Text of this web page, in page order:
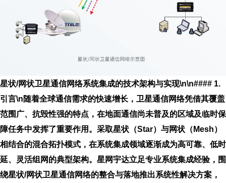
星状/网状卫星通信网络系统集成的技术架构与实现\n\n#### 1.
引言\n随着全球通信需求的快速增长，卫星通信网络凭借其覆盖
范围广、抗毁性强的特点，在地面通信尚未普及的区域及临时保
障任务中发挥了重要作用。采取星状（Star）与网状（Mesh）
相结合的混合拓扑模式，在系统集成领域逐渐成为高可靠、低时
延、灵活组网的典型架构。星网宇达立足专业系统集成经验，围
绕星状/网状卫星通信网络的整合与落地推出系统性解决方案，